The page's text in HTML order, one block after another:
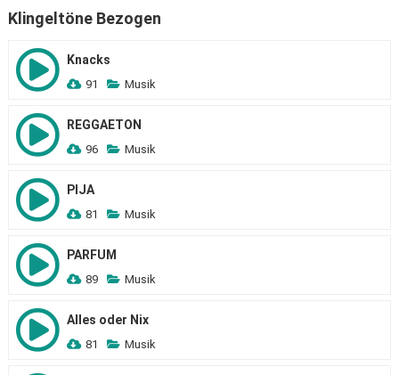
Klingeltöne Bezogen
Knacks
91 Musik
REGGAETON
96 Musik
PIJA
81 Musik
PARFUM
89 Musik
Alles oder Nix
81 Musik